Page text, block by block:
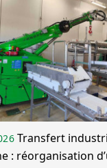
Transfert
: réorganisation